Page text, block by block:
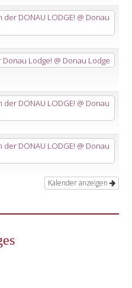
der DONAU LODGE! @ Donau
Lodge! @ Donau Lodge
der DONAU LODGE! @ Donau
der DONAU LODGE! @ Donau
Kalender anzeigen